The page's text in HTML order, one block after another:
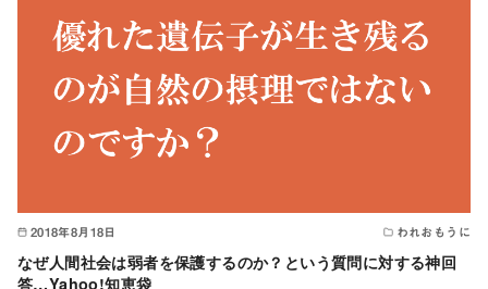
2018年8月18日 われおもうに
なぜ人間社会は弱者を保護するのか？という質問に対する神回
答…Yahoo!知恵袋